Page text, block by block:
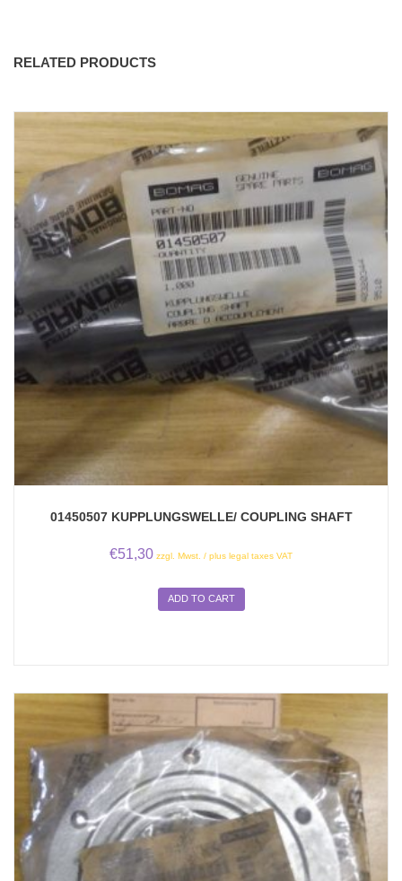
RELATED PRODUCTS
01450507 KUPPLUNGSWELLE/ COUPLING SHAFT
€51,30 zzgl. Mwst. / plus legal taxes VAT
ADD TO CART